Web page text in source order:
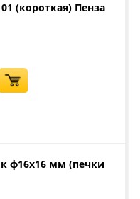
(короткая) Пенза
ф16х16 мм (печки